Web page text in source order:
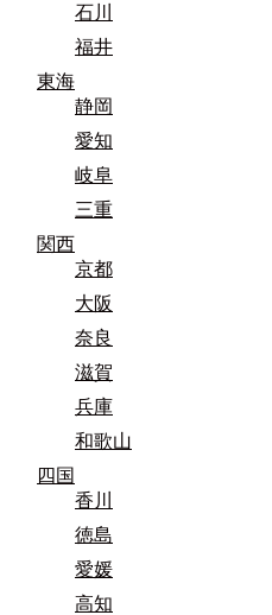
石川
福井
東海
静岡
愛知
岐阜
三重
関西
京都
大阪
奈良
滋賀
兵庫
和歌山
四国
香川
徳島
愛媛
高知